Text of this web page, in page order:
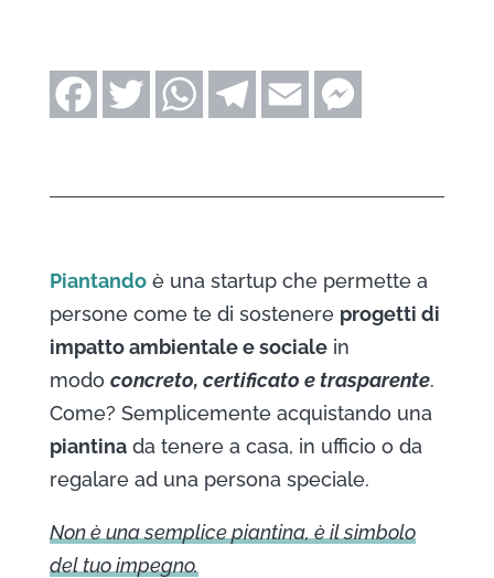
Piantandoè una startup che permette a
persone come te di sostenere progetti di
impatto ambientale e socialein
modo concreto, certificato e trasparente.
Come? Semplicemente acquistando una
piantinada tenere a casa, in ufficio o da
regalare ad una persona speciale.
Non è una semplice piantina, è il simbolo
del tuo impegno.